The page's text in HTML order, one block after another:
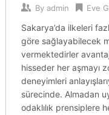
By admin Eve
Sakarya’da ilkeleri
göre sağlayabilecek
vermektedirler
hisseder her aşmayı
deneyimleri
sürecinde. Almadan
odaklılık prensiplere